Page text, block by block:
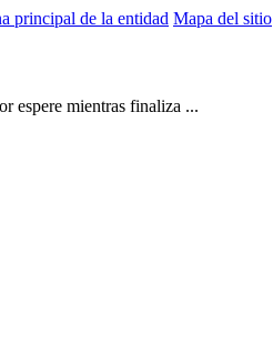
principal de la entidad Mapa del sitio
espere mientras finaliza ...